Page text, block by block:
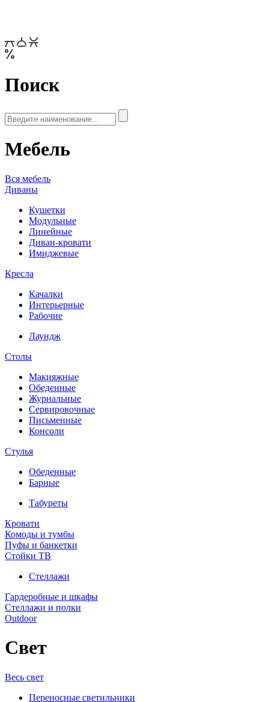
Поиск
Мебель
Вся мебель
Диваны
Кушетки
Модульные
Линейные
Диван-кровати
Имиджевые
Кресла
Качалки
Интерьерные
Рабочие
Лаундж
Столы
Макияжные
Обеденные
Журнальные
Сервировочные
Письменные
Консоли
Стулья
Обеденные
Барные
Табуреты
Кровати
Комоды и тумбы
Пуфы и банкетки
Стойки ТВ
Стеллажи
Гардеробные и шкафы
Стеллажи и полки
Outdoor
Свет
Весь свет
Переносные светильники